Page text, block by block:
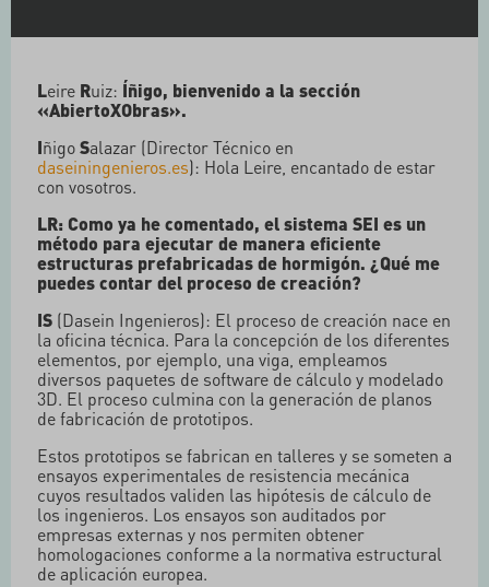
Leire Ruiz: Íñigo, bienvenido a la sección
«AbiertoXObras».
IñigoSalazar (Director Técnico en
daseiningenieros.es): Hola Leire, encantado de estar
con vosotros.
LR: Como ya he comentado, el sistema SEI es un
método para ejecutar de manera eficiente
estructuras prefabricadas de hormigón. ¿Qué me
puedes contar del proceso de creación?
IS (Dasein Ingenieros): El proceso de creación nace en
la oficina técnica. Para la concepción de los diferentes
elementos, por ejemplo, una viga, empleamos
diversos paquetes de software de cálculo y modelado
3D. El proceso culmina con la generación de planos
de fabricación de prototipos.
Estos prototipos se fabrican en talleres y se someten a
ensayos experimentales de resistencia mecánica
cuyos resultados validen las hipótesis de cálculo de
los ingenieros. Los ensayos son auditados por
empresas externas y nos permiten obtener
homologaciones conforme a la normativa estructural
de aplicación europea.